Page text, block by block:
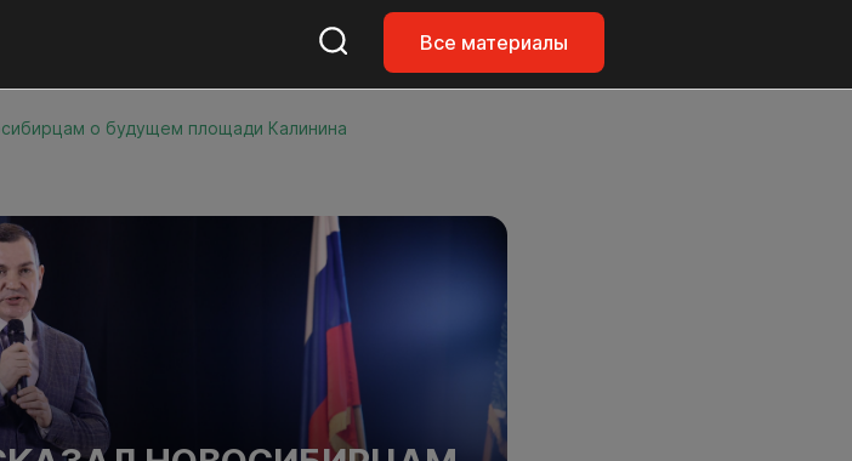
Все материалы
о будущем площади Калинина